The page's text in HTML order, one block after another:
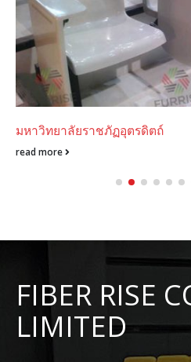
มหาวิทยาลัยราชภัฏอุตรดิตถ์
read more
FIBER RISE
LIMITED